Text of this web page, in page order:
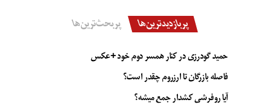
پربازدیدترین‌ها پربحث‌ترین‌ها
حمید گودرزی در کنار همسر دوم خود +عکس
فاصله بازرگان تا ارزروم چقدر است؟
آیا روفرشی کشدار جمع میشه؟